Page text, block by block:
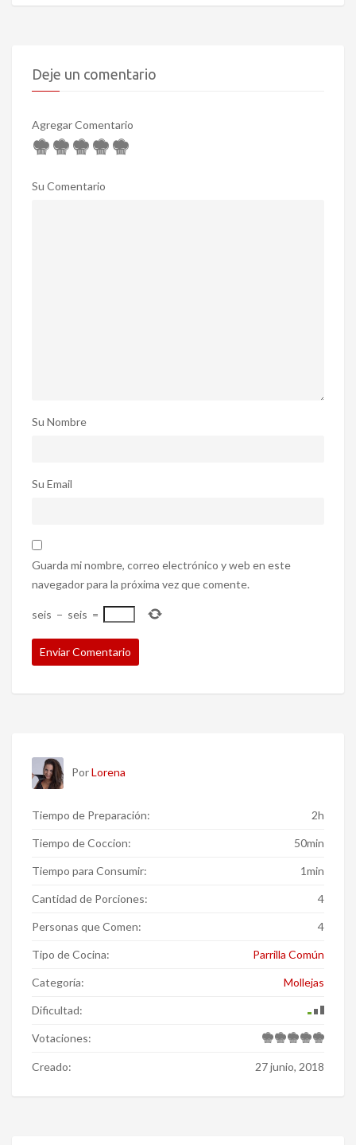
Deje un comentario
Agregar Comentario
Su Comentario
Su Nombre
Su Email
Guarda mi nombre, correo electrónico y web en este
navegador para la próxima vez que comente.
seis − seis =
PorLorena
Tiempo de Preparación: 2h
Tiempo de Coccion: 50min
Tiempo para Consumir: 1min
Cantidad de Porciones: 4
Personas que Comen: 4
Tipo de Cocina: Parrilla Común
Categoría: Mollejas
Dificultad:
Votaciones:
Creado: 27 junio, 2018